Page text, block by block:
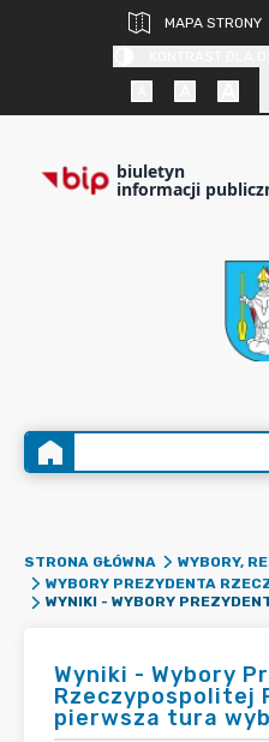
MAPA STRONY
biuletyn
informacji
STRONA GŁÓWNA
WYBORY,
WYBORY PREZYDENTA
Wyniki - Wybory
Rzeczypospolitej
pierwsza tura